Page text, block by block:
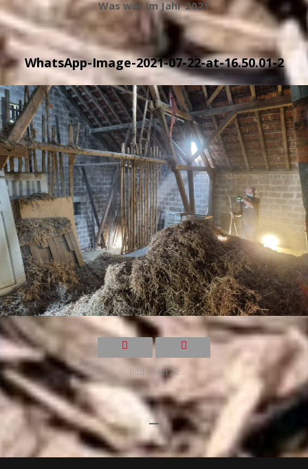
Was war im Jahr 2021
WhatsApp-Image-2021-07-22-at-16.50.01-2
Bild 1 von 22
—